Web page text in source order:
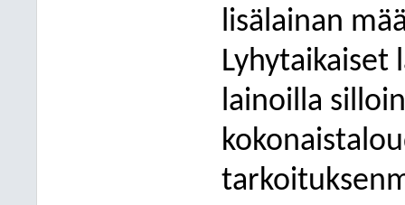
lisälainan
Lyhytaikaiset
lainoilla